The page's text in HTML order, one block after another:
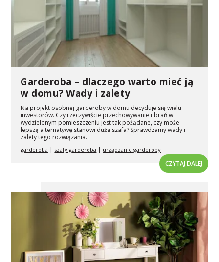
Garderoba – dlaczego warto mieć ją
w domu? Wady i zalety
Na projekt osobnej garderoby w domu decyduje się wielu
inwestorów. Czy rzeczywiście przechowywanie ubrań w
wydzielonym pomieszczeniu jest tak pożądane, czy może
lepszą alternatywę stanowi duża szafa? Sprawdzamy wady i
zalety tego rozwiązania.
garderoba | szafy garderoba | urządzanie garderoby
CZYTAJ DALEJ